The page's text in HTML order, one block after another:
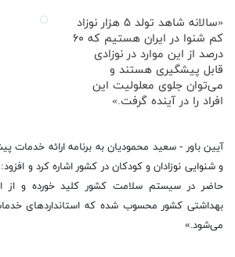
«سالانه شاهد تولد ۵ هزار نوزاد
کم شنوا در ایران هستیم که ۶۰
درصد از این موارد در نوزادی
قابل پیشگیری هستند و
می‌توان جلوی معلولیت این
افراد را در آینده گرفت.»
آیین باور - سعید محمودیان به برنامه ارائه خدمات
و شنوایی نوزادان و کودکان در کشور اشاره کرد و
حاضر در سیستم سلامت کشور کلید خورده و از
بهداشتی کشور محسوب شده که استانداردهای
می‌شود.»